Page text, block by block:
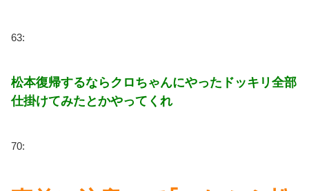
63:
松本復帰するならクロちゃんにやったドッキリ全部
仕掛けてみたとかやってくれ
70: